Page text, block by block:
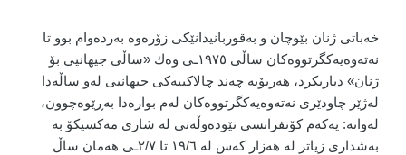
خەباتی ژنان بێوچان و بەقوربانیدانێكی زۆرەوە بەردەوام بوو تا
نەتەوەیەكگرتووەكان ساڵی ١٩٧٥ـی وەك «ساڵی جیهانیی بۆ
ژنان» دیاریکرد، هەربۆیە چەند چالاكییەكی جیهانیی لەو ساڵەدا
لەژێر چاودێری نەتەوەیەكگرتووەكان لەم بوارەدا بەڕێوەچوون،
لەوانە: یەكەم كۆنفرانسی نێودەوڵەتی لە شاری مەكسیكۆ بە
بەشداری زیاتر لە هەزار کەس لە ١٩/٦ تا ٢/٧ـی هەمان ساڵ